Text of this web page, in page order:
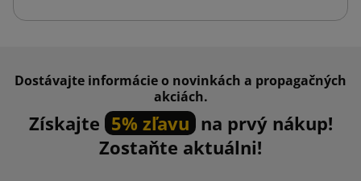
Dostávajte informácie o novinkách a propagačných
akciách.
Získajte 5% zľavu na prvý nákup!
Zostaňte aktuálni!